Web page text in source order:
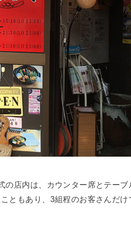
店内は、カウンター席とテーブ
ともあり、3組程のお客さんだ